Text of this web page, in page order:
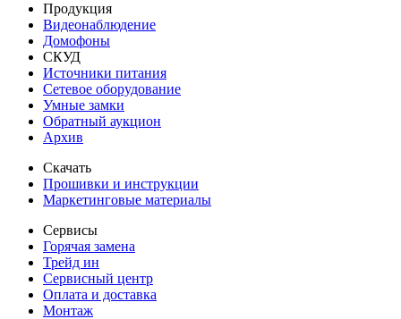
Продукция
Видеонаблюдение
Домофоны
СКУД
Источники питания
Сетевое оборудование
Умные замки
Обратный аукцион
Архив
Скачать
Прошивки и инструкции
Маркетинговые материалы
Сервисы
Горячая замена
Трейд ин
Сервисный центр
Оплата и доставка
Монтаж